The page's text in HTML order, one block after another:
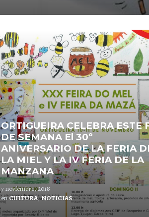
ORTIGUEIRA CELEBRA ESTE
DE SEMANA El 30º
ANIVERSARIO DE LA FERIA
LA MIEL Y LA IV FERIA DE LA
MANZANA
7 noviembre, 2018
enCULTURA,NOTICIAS